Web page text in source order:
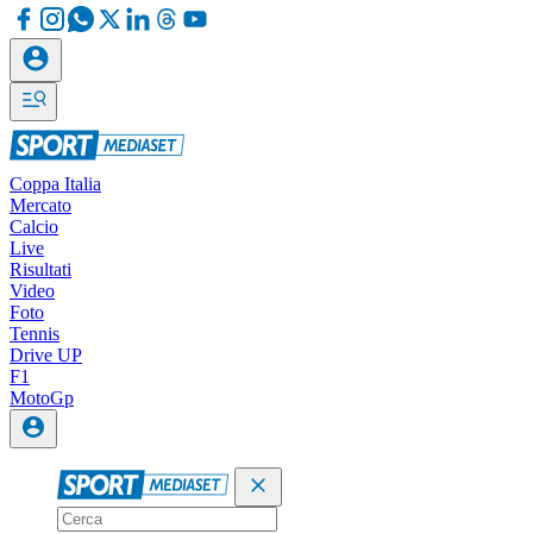
Coppa Italia
Mercato
Calcio
Live
Risultati
Video
Foto
Tennis
Drive UP
F1
MotoGp